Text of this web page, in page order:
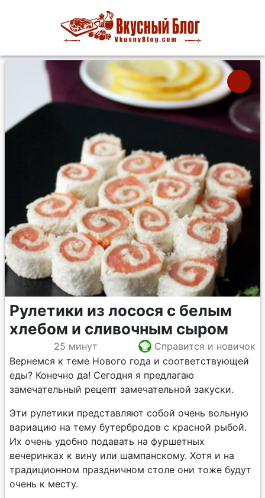
Рулетики из лосося с белым
хлебом и сливочным сыром
25 минут
Справится и новичок
Вернемся к теме Нового года и соответствующей
еды? Конечно да! Сегодня я предлагаю
замечательный рецепт замечательной закуски.
Эти рулетики представляют собой очень вольную
вариацию на тему бутербродов с красной рыбой.
Их очень удобно подавать на фуршетных
вечеринках к вину или шампанскому. Хотя и на
традиционном праздничном столе они тоже будут
очень к месту.